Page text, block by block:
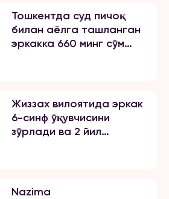
ишлайман. 2024 йил 31 октябрь
куни мени умуман норози бўлган
йигитга […]
Тошкентда суд пичоқ
билан аёлга ташланган
эркакка 660 минг сўм
Жиззах вилоятида эркак
6-синф ўқувчисини
зўрлади ва 2 йил
Nazima